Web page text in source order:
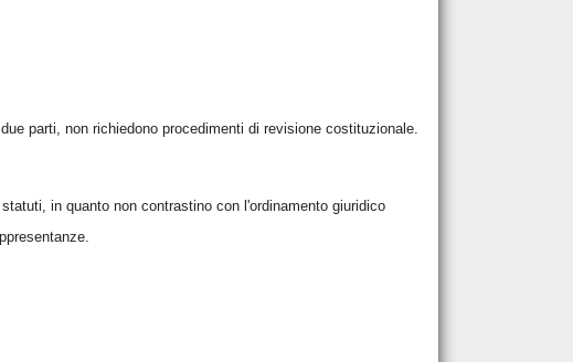
parti, non richiedono procedimenti di revisione costituzionale.
in quanto non contrastino con l'ordinamento giuridico